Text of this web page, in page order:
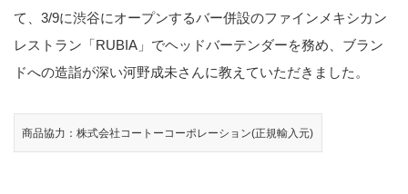
て、3/9に渋谷にオープンするバー併設のファインメキシカン
レストラン「RUBIA」でヘッドバーテンダーを務め、ブラン
ドへの造詣が深い河野成未さんに教えていただきました。
商品協力：株式会社コートーコーポレーション(正規輸入元)